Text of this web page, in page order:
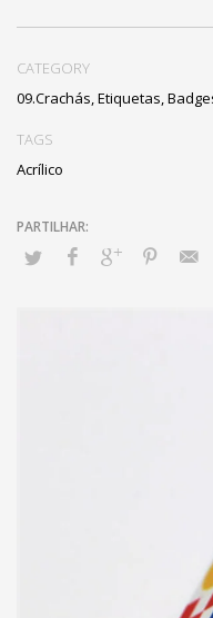
CATEGORY
09.Crachás, Etiquetas,
TAGS
Acrílico